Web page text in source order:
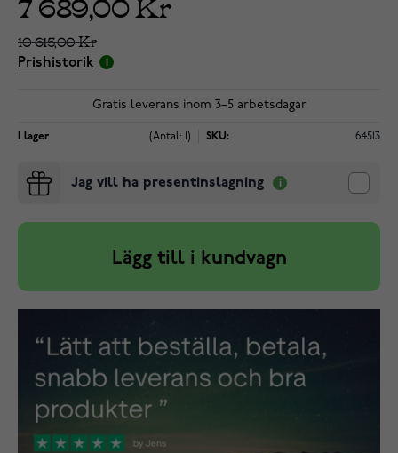
10 615,00 Kr
Prishistorik
Gratis leverans inom 3–5 arbetsdagar
I lager (Antal: 1) SKU: 64513
Jag vill ha presentinslagning
Lägg till i kundvagn